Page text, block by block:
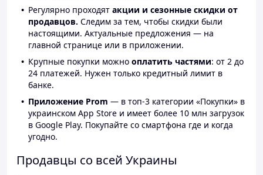
Регулярно проходят акции и сезонные скидки от
продавцов. Следим за тем, чтобы скидки были
настоящими. Актуальные предложения — на
главной странице или в приложении.
Крупные покупки можно оплатить частями: от 2 до
24 платежей. Нужен только кредитный лимит в
банке.
Приложение Prom — в топ-3 категории «Покупки» в
украинском App Store и имеет более 10 млн загрузок
в Google Play. Покупайте со смартфона где и когда
угодно.
Продавцы со всей Украины